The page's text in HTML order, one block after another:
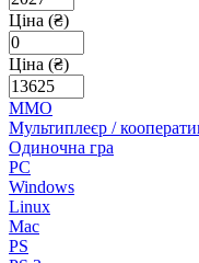
Ціна (₴)
Ціна (₴)
MMO
Мультиплеєр /
Одиночна гра
PC
Windows
Linux
Mac
PS